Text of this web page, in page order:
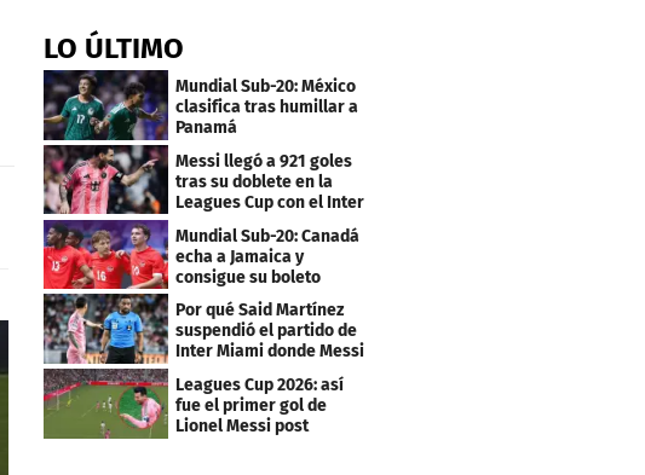
LO ÚLTIMO
Mundial Sub-20: México
clasifica tras humillar a
Panamá
Messi llegó a 921 goles
tras su doblete en la
Leagues Cup con el Inter
Miami
Mundial Sub-20: Canadá
echa a Jamaica y
consigue su boleto
Por qué Said Martínez
suspendió el partido de
Inter Miami donde Messi
Leagues Cup 2026: así
fue el primer gol de
Lionel Messi post